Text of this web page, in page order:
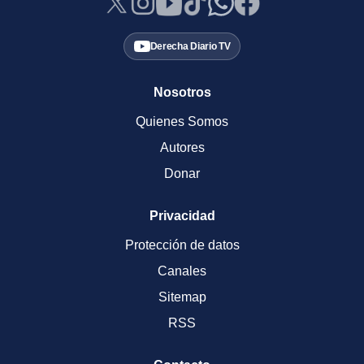
Derecha Diario TV
Nosotros
Quienes Somos
Autores
Donar
Privacidad
Protección de datos
Canales
Sitemap
RSS